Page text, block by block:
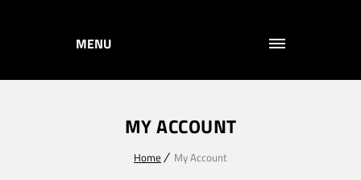
MENU
MY ACCOUNT
Home My Account